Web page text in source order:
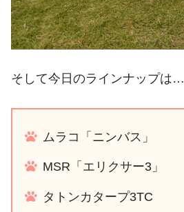
そして今日のラインナップは…
ムラコ「ニンバス」
MSR「エリクサー3」
タトンカタープ3TC